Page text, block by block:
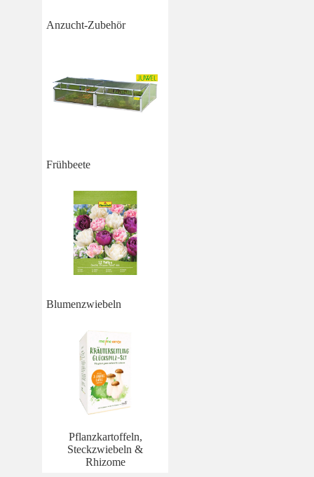
Anzucht-Zubehör
Frühbeete
Blumenzwiebeln
Pflanzkartoffeln,
Steckzwiebeln &
Rhizome